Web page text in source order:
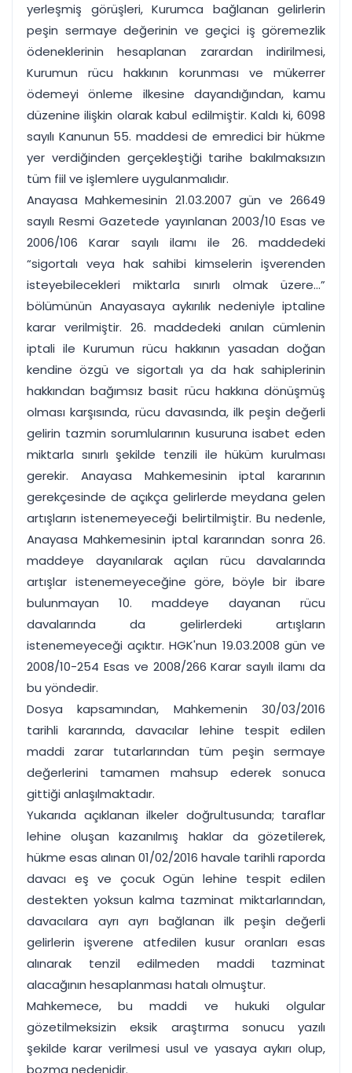
yerleşmiş görüşleri, Kurumca bağlanan gelirlerin
peşin sermaye değerinin ve geçici iş göremezlik
ödeneklerinin hesaplanan zarardan indirilmesi,
Kurumun rücu hakkının korunması ve mükerrer
ödemeyi önleme ilkesine dayandığından, kamu
düzenine ilişkin olarak kabul edilmiştir. Kaldı ki, 6098
sayılı Kanunun 55. maddesi de emredici bir hükme
yer verdiğinden gerçekleştiği tarihe bakılmaksızın
tüm fiil ve işlemlere uygulanmalıdır.
Anayasa Mahkemesinin 21.03.2007 gün ve 26649
sayılı Resmi Gazetede yayınlanan 2003/10 Esas ve
2006/106 Karar sayılı ilamı ile 26. maddedeki
“sigortalı veya hak sahibi kimselerin işverenden
isteyebilecekleri miktarla sınırlı olmak üzere...”
bölümünün Anayasaya aykırılık nedeniyle iptaline
karar verilmiştir. 26. maddedeki anılan cümlenin
iptali ile Kurumun rücu hakkının yasadan doğan
kendine özgü ve sigortalı ya da hak sahiplerinin
hakkından bağımsız basit rücu hakkına dönüşmüş
olması karşısında, rücu davasında, ilk peşin değerli
gelirin tazmin sorumlularının kusuruna isabet eden
miktarla sınırlı şekilde tenzili ile hüküm kurulması
gerekir. Anayasa Mahkemesinin iptal kararının
gerekçesinde de açıkça gelirlerde meydana gelen
artışların istenemeyeceği belirtilmiştir. Bu nedenle,
Anayasa Mahkemesinin iptal kararından sonra 26.
maddeye dayanılarak açılan rücu davalarında
artışlar istenemeyeceğine göre, böyle bir ibare
bulunmayan 10. maddeye dayanan rücu
davalarında da gelirlerdeki artışların
istenemeyeceği açıktır. HGK'nun 19.03.2008 gün ve
2008/10-254 Esas ve 2008/266 Karar sayılı ilamı da
bu yöndedir.
Dosya kapsamından, Mahkemenin 30/03/2016
tarihli kararında, davacılar lehine tespit edilen
maddi zarar tutarlarından tüm peşin sermaye
değerlerini tamamen mahsup ederek sonuca
gittiği anlaşılmaktadır.
Yukarıda açıklanan ilkeler doğrultusunda; taraflar
lehine oluşan kazanılmış haklar da gözetilerek,
hükme esas alınan 01/02/2016 havale tarihli raporda
davacı eş ve çocuk Ogün lehine tespit edilen
destekten yoksun kalma tazminat miktarlarından,
davacılara ayrı ayrı bağlanan ilk peşin değerli
gelirlerin işverene atfedilen kusur oranları esas
alınarak tenzil edilmeden maddi tazminat
alacağının hesaplanması hatalı olmuştur.
Mahkemece, bu maddi ve hukuki olgular
gözetilmeksizin eksik araştırma sonucu yazılı
şekilde karar verilmesi usul ve yasaya aykırı olup,
bozma nedenidir.